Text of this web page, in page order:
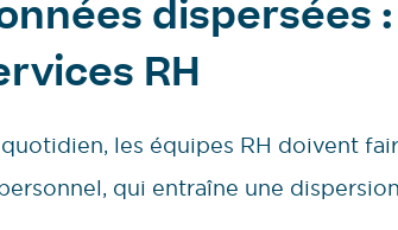
dispersées
RH
les équipes RH doivent
qui entraîne une